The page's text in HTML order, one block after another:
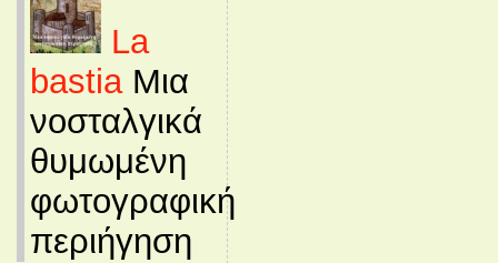
La
bastiaΜια
νοσταλγικά
θυμωμένη
φωτογραφική
περιήγηση